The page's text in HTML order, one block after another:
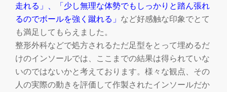
走れる」、「少し無理な体勢でもしっかりと踏ん張れ
るのでボールを強く蹴れる」 など好感触な印象でとて
も満足してもらえました。
整形外科などで処方されるただ足型をとって埋めるだ
けのインソールでは、ここまでの結果は得られていな
いのではないかと考えております。様々な観点、その
人の実際の動きを評価して作製されたインソールだか